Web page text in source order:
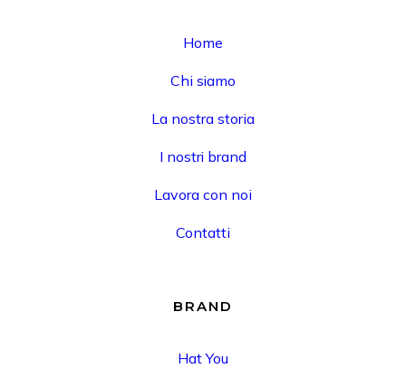
Home
Chi siamo
La nostra storia
I nostri brand
Lavora con noi
Contatti
BRAND
Hat You